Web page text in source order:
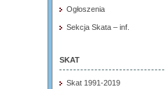
Ogłoszenia
Sekcja Skata – inf.
SKAT
Skat 1991-2019